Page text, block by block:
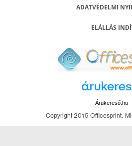
ADATVÉDELMI
ELÁLLÁS
Árukereső.hu
Copyright 2015 Officesprint.